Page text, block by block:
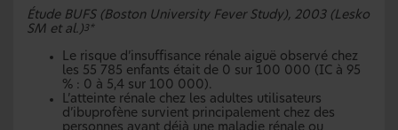
Étude BUFS (Boston University Fever Study), 2003 (Lesko
SM et al.) 3*
Le risque d’insuffisance rénale aiguë observé chez
les 55 785 enfants était de 0 sur 100 000 (IC à 95
% : 0 à 5,4 sur 100 000).
L’atteinte rénale chez les adultes utilisateurs
d’ibuprofène survient principalement chez des